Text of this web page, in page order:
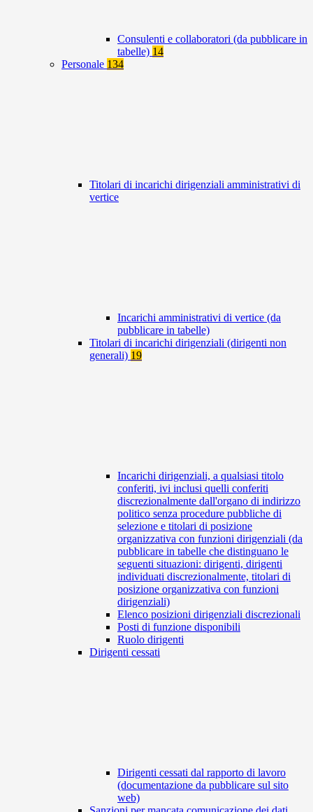
Consulenti e collaboratori (da pubblicare in
tabelle) 14
Personale 134
Titolari di incarichi dirigenziali amministrativi di
vertice
Incarichi amministrativi di vertice (da
pubblicare in tabelle)
Titolari di incarichi dirigenziali (dirigenti non
generali) 19
Incarichi dirigenziali, a qualsiasi titolo
conferiti, ivi inclusi quelli conferiti
discrezionalmente dall'organo di indirizzo
politico senza procedure pubbliche di
selezione e titolari di posizione
organizzativa con funzioni dirigenziali (da
pubblicare in tabelle che distinguano le
seguenti situazioni: dirigenti, dirigenti
individuati discrezionalmente, titolari di
posizione organizzativa con funzioni
dirigenziali)
Elenco posizioni dirigenziali discrezionali
Posti di funzione disponibili
Ruolo dirigenti
Dirigenti cessati
Dirigenti cessati dal rapporto di lavoro
(documentazione da pubblicare sul sito
web)